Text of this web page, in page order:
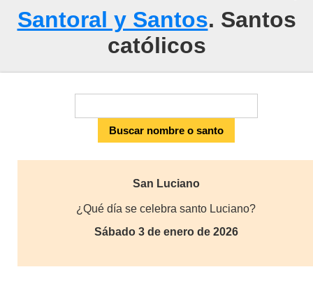
Santoral y Santos. Santos
católicos
San Luciano
¿Qué día se celebra santo Luciano?
Sábado 3 de enero de 2026